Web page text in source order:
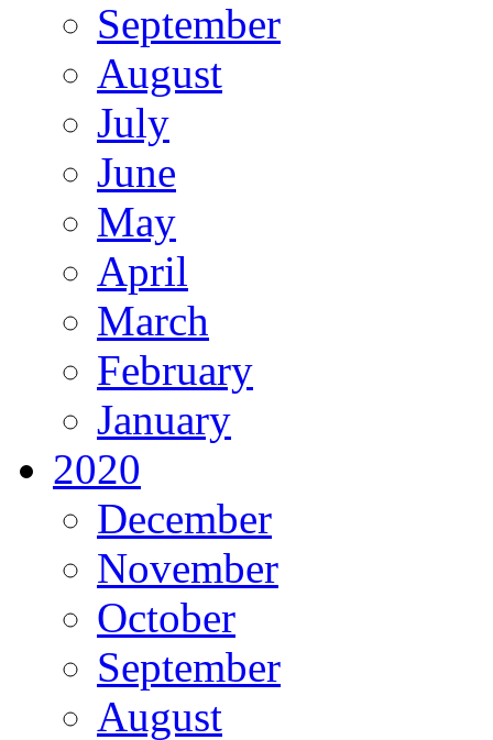
September
August
July
June
May
April
March
February
January
2020
December
November
October
September
August